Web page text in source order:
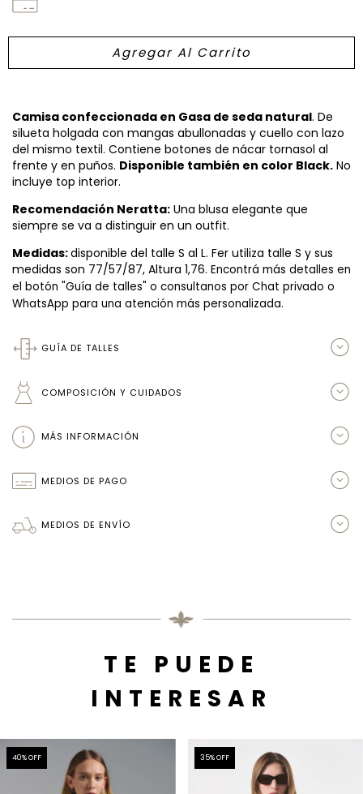
Camisa confeccionada en Gasa de seda natural. De
silueta holgada con mangas abullonadas y cuello con lazo
del mismo textil. Contiene botones de nácar tornasol al
frente y en puños. Disponible también en color Black. No
incluye top interior.
Recomendación Neratta: Una blusa elegante que
siempre se va a distinguir en un outfit.
Medidas:disponible del talle S al L. Fer utiliza talle S y sus
medidas son 77/57/87, Altura 1,76. Encontrá más detalles en
el botón "Guía de talles" o consultanos por Chat privado o
WhatsApp para una atención más personalizada.
GUÍA DE TALLES
COMPOSICIÓN Y CUIDADOS
MÁS INFORMACIÓN
MEDIOS DE PAGO
MEDIOS DE ENVÍO
TE PUEDE
INTERESAR
40% OFF 35% OFF